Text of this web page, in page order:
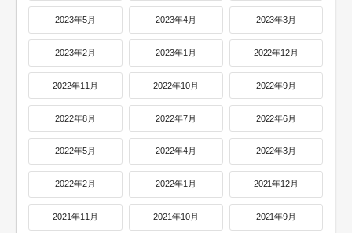
2023年5月 2023年4月 2023年3月
2023年2月 2023年1月 2022年12月
2022年11月 2022年10月 2022年9月
2022年8月 2022年7月 2022年6月
2022年5月 2022年4月 2022年3月
2022年2月 2022年1月 2021年12月
2021年11月 2021年10月 2021年9月